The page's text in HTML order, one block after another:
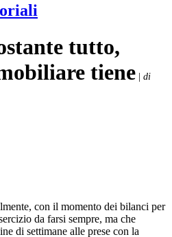
tutto,
tiene
di
con il momento dei bilanci per
da farsi sempre, ma che
di settimane alle prese con la